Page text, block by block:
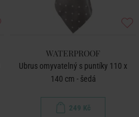
WATERPROOF
Ubrus omyvatelný s puntíky 110 x
140 cm - šedá
249 Kč